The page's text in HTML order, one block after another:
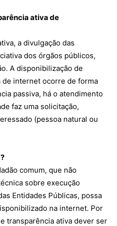
ativa de
a divulgação das
dos órgãos públicos,
A disponibilização de
de internet ocorre de forma
passiva, há o atendimento
faz uma solicitação,
(pessoa natural ou
comum, que não
sobre execução
Entidades Públicas, possa
na internet. Por
transparência ativa dever ser